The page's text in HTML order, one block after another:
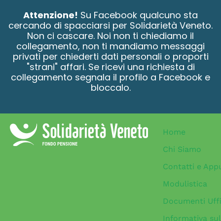
Attenzione! Su Facebook qualcuno sta
cercando di spacciarsi per Solidarietà Veneto.
Non ci cascare. Noi non ti chiediamo il
collegamento, non ti mandiamo messaggi
privati per chiederti dati personali o proporti
"strani" affari. Se ricevi una richiesta di
collegamento segnala il profilo a Facebook e
bloccalo.
Home
Chi Siamo
Contatti e
Modulistica
Documenti
Informativa